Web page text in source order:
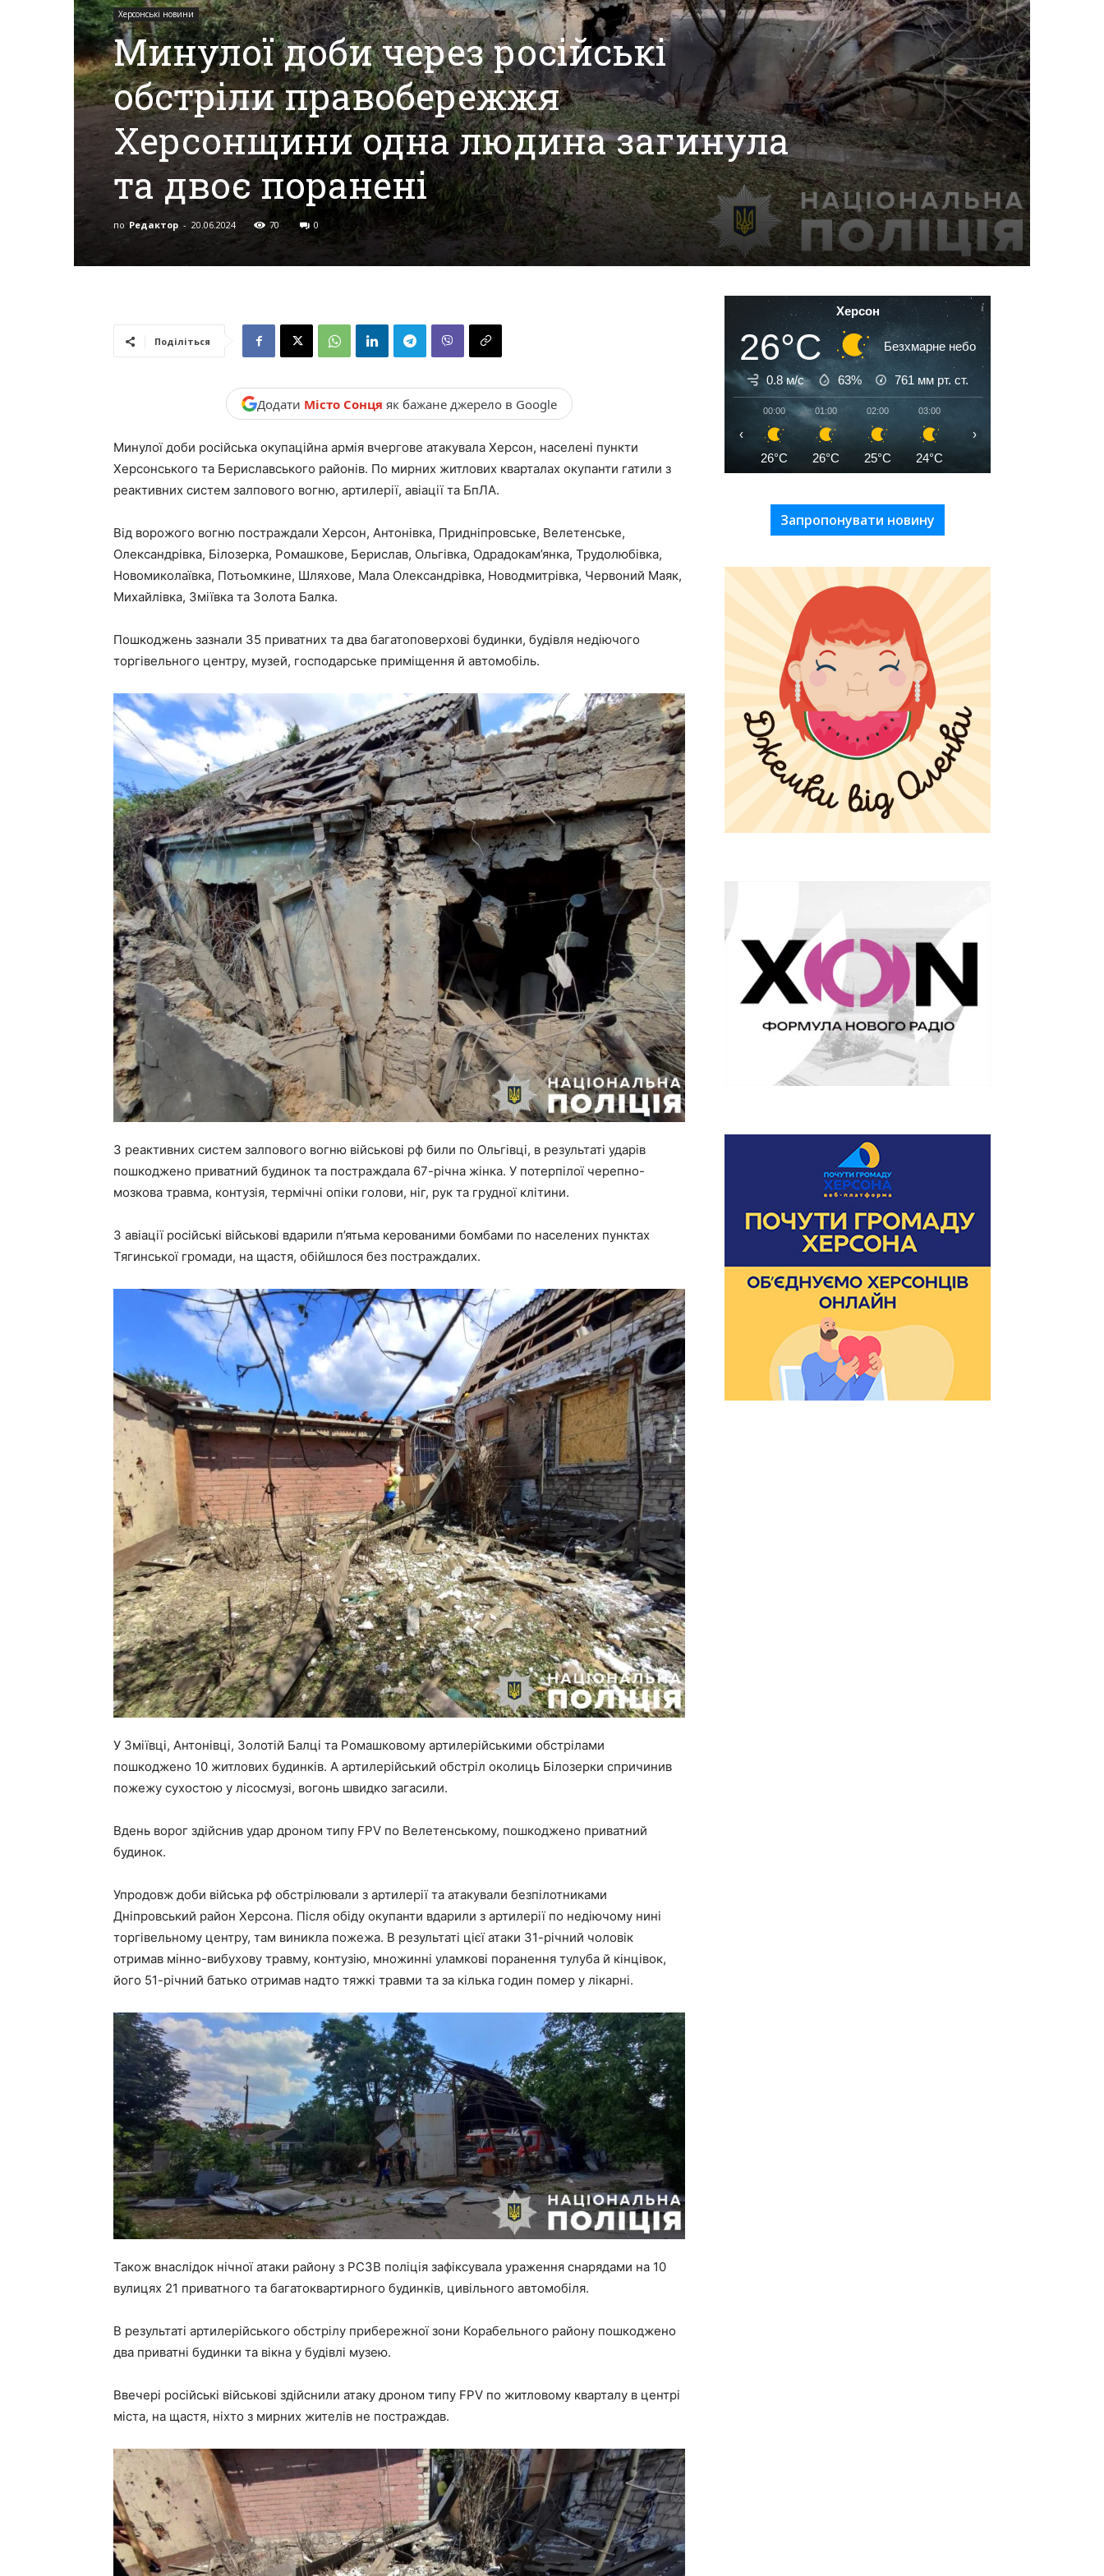
Херсона,
Херсонщини,
Події
Херсонські
новини,
Україна.
Херсонські новини
Минулої доби через російські
обстріли правобережжя
Херсонщини одна людина загинула
та двоє поранені
по Редактор - 20.06.2024 70 0
Поділіться
Додати Місто Сонця як бажане джерело в Google
Минулої доби російська окупаційна армія вчергове атакувала Херсон, населені пункти
Херсонського та Бериславського районів. По мирних житлових кварталах окупанти гатили з
реактивних систем залпового вогню, артилерії, авіації та БпЛА.
Від ворожого вогню постраждали Херсон, Антонівка, Придніпровське, Велетенське,
Олександрівка, Білозерка, Ромашкове, Берислав, Ольгівка, Одрадокам’янка, Трудолюбівка,
Новомиколаївка, Потьомкине, Шляхове, Мала Олександрівка, Новодмитрівка, Червоний Маяк,
Михайлівка, Зміївка та Золота Балка.
Пошкоджень зазнали 35 приватних та два багатоповерхові будинки, будівля недіючого
торгівельного центру, музей, господарське приміщення й автомобіль.
З реактивних систем залпового вогню військові рф били по Ольгівці, в результаті ударів
пошкоджено приватний будинок та постраждала 67-річна жінка. У потерпілої черепно-
мозкова травма, контузія, термічні опіки голови, ніг, рук та грудної клітини.
З авіації російські військові вдарили п’ятьма керованими бомбами по населених пунктах
Тягинської громади, на щастя, обійшлося без постраждалих.
У Зміївці, Антонівці, Золотій Балці та Ромашковому артилерійськими обстрілами
пошкоджено 10 житлових будинків. А артилерійський обстріл околиць Білозерки спричинив
пожежу сухостою у лісосмузі, вогонь швидко загасили.
Вдень ворог здійснив удар дроном типу FPV по Велетенському, пошкоджено приватний
будинок.
Упродовж доби війська рф обстрілювали з артилерії та атакували безпілотниками
Дніпровський район Херсона. Після обіду окупанти вдарили з артилерії по недіючому нині
торгівельному центру, там виникла пожежа. В результаті цієї атаки 31-річний чоловік
отримав мінно-вибухову травму, контузію, множинні уламкові поранення тулуба й кінцівок,
його 51-річний батько отримав надто тяжкі травми та за кілька годин помер у лікарні.
Також внаслідок нічної атаки району з РСЗВ поліція зафіксувала ураження снарядами на 10
вулицях 21 приватного та багатоквартирного будинків, цивільного автомобіля.
В результаті артилерійського обстрілу прибережної зони Корабельного району пошкоджено
два приватні будинки та вікна у будівлі музею.
Ввечері російські військові здійснили атаку дроном типу FPV по житловому кварталу в центрі
міста, на щастя, ніхто з мирних жителів не постраждав.
Херсон
26°C Безхмарне небо
0.8 м/с 63% 761 мм рт. ст.
00:00
26°C
01:00
26°C
02:00
25°C
03:00
24°C
‹ ›
Запропонувати новину